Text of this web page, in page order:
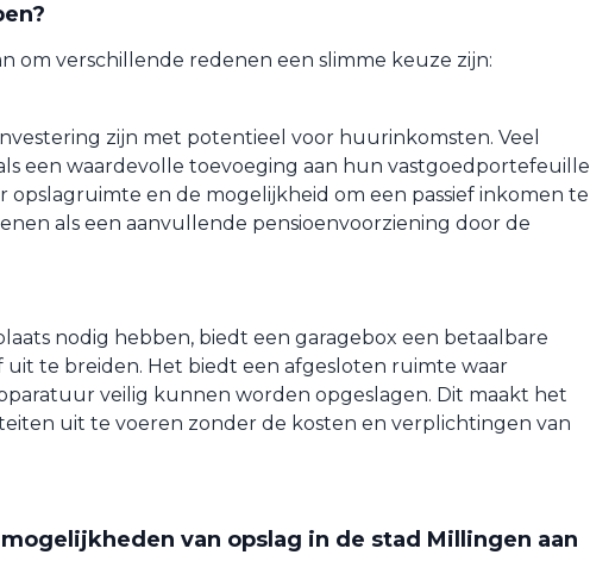
om verschillende redenen een slimme keuze zijn:
zijn met potentieel voor huurinkomsten. Veel
een waardevolle toevoeging aan hun vastgoedportefeuille
opslagruimte en de mogelijkheid om een passief inkomen te
als een aanvullende pensioenvoorziening door de
nodig hebben, biedt een garagebox een betaalbare
te breiden. Het biedt een afgesloten ruimte waar
veilig kunnen worden opgeslagen. Dit maakt het
uit te voeren zonder de kosten en verplichtingen van
van opslag in de stad Millingen aan